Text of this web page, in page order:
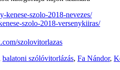
kenese-szolo-2018-nevezes/
szolo-2018-versenykiiras/
szolovitorlazas
balatoni szólóvitorlázás, Fa Nándor,